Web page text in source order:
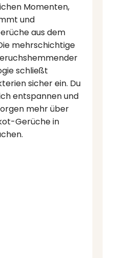
Momenten,
und
aus dem
mehrschichtige
schließt
sicher ein. Du
entspannen und
mehr über
Gerüche in